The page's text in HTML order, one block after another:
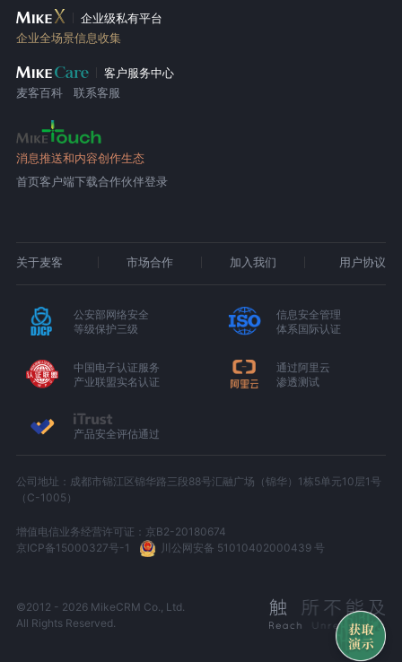
企业级私有平台
企业全场景信息收集
客户服务中心
麦客百科
联系客服
消息推送和内容创作生态
首页客户端下载合作伙伴登录
关于麦客 市场合作 加入我们 用户协议
公安部网络安全
等级保护三级
信息安全管理
体系国际认证
中国电子认证服务
产业联盟实名认证
通过阿里云
渗透测试
产品安全评估通过
公司地址：成都市锦江区锦华路三段88号汇融广场（锦华）1栋5单元10层1号
（C-1005）
增值电信业务经营许可证：京B2-20180674
京ICP备15000327号-1
川公网安备 51010402000439 号
©2012 - 2026 MikeCRM Co., Ltd.
All Rights Reserved.